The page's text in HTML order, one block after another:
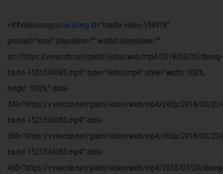
<##videovongcocải lương id="media-video-194918"
preload="none" playsinline="" webkit-playsinline=""
src="https://v.vnecdn.net/giaitri/video/web/mp4/2018/03/20/duong-
ba-ho-1521534085.mp4" type="video/mp4" style="width: 100%;
height: 100%;" data-
240="https://v.vnecdn.net/giaitri/video/web/mp4/240p/2018/03/20/
ba-ho-1521534085.mp4" data-
360="https://v.vnecdn.net/giaitri/video/web/mp4/360p/2018/03/20/
ba-ho-1521534085.mp4" data-
480="https://v.vnecdn.net/giaitri/video/web/mp4/2018/03/20/